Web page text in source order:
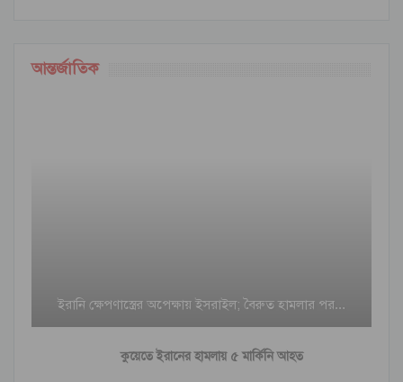
আন্তর্জাতিক
ইরানি ক্ষেপণাস্ত্রের অপেক্ষায় ইসরাইল; বৈরুত হামলার পর…
কুয়েতে ইরানের হামলায় ৫ মার্কিনি আহত